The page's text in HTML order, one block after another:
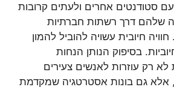
סטודנטים אחרים ולעתים קרובות
שלהם דרך רשתות חברתיות
חיובית עשויה להוביל להמון
בסיפוק הנותן הנחות
רק עוזרות לאנשים צעירים
אלא גם בונות אסטרטגיה שמקדמת